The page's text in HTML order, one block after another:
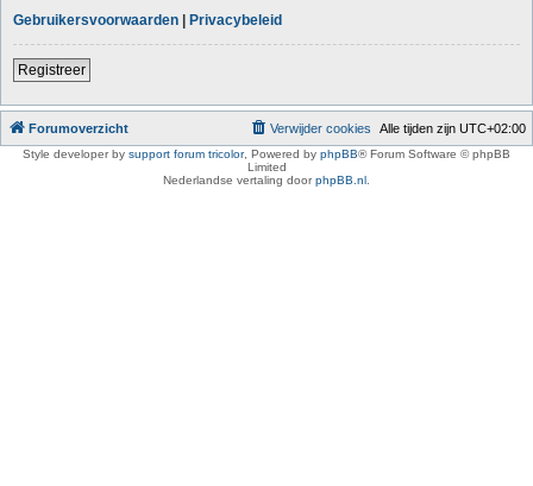
Gebruikersvoorwaarden | Privacybeleid
Registreer
Forumoverzicht Alle tijden zijn UTC+02:00
Verwijder cookies
Style developer by support forum tricolor, Powered by phpBB® Forum Software © phpBB
Limited
Nederlandse vertaling doorphpBB.nl